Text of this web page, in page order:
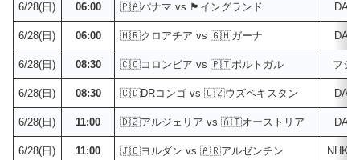
6/28(日) 06:00 🇵🇦パナマ vs 🏴󠁧󠁢󠁥󠁮󠁧󠁿イングランド
6/28(日) 06:00 🇭🇷クロアチア vs 🇬🇭ガーナ
6/28(日) 08:30 🇨🇴コロンビア vs 🇵🇹ポルトガル フジ
6/28(日) 08:30 🇨🇩DRコンゴ vs 🇺🇿ウズベキスタン
6/28(日) 11:00 🇩🇿アルジェリア vs 🇦🇹オーストリア
6/28(日) 11:00 🇯🇴ヨルダン vs 🇦🇷アルゼンチン NHK